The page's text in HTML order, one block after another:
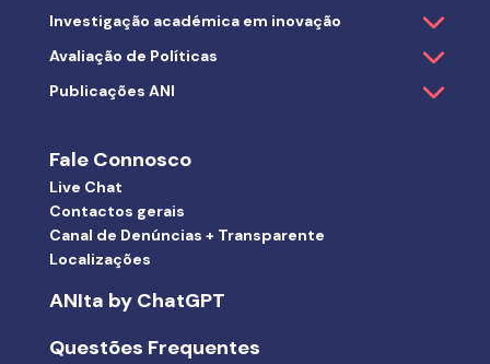
Investigação académica em inovação
Avaliação de Políticas
Publicações ANI
Fale Connosco
Live Chat
Contactos gerais
Canal de Denúncias + Transparente
Localizações
ANIta by ChatGPT
Questões Frequentes